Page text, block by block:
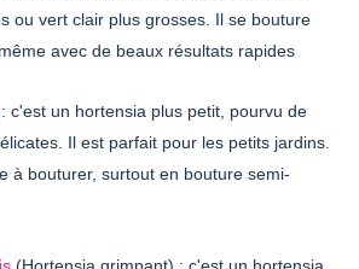
ou vert clair plus grosses. Il se bouture
avec de beaux résultats rapides
: c'est un hortensia plus petit, pourvu de
Il est parfait pour les petits jardins.
à bouturer, surtout en bouture semi-